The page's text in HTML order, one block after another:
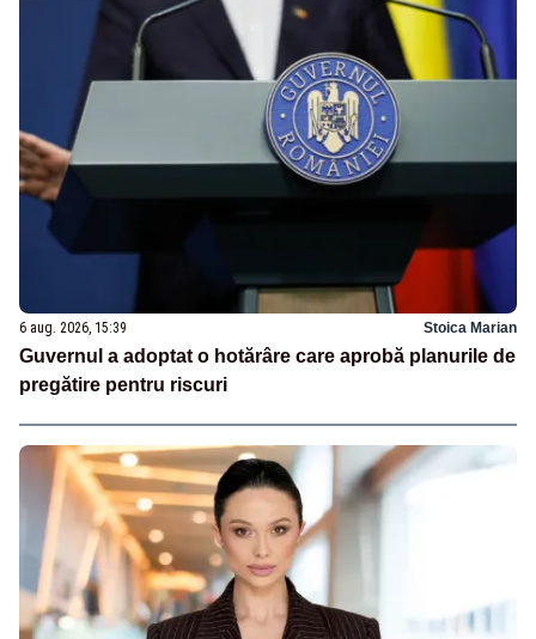
6 aug. 2026, 15:39 Stoica Marian
Guvernul a adoptat o hotărâre care aprobă planurile de
pregătire pentru riscuri